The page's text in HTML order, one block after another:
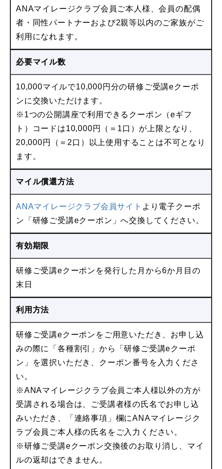
ANAマイレージクラブ会員ご本人様、会員の配偶
者・同性パートナーおよび2親等以内のご家族がご
利用になれます。
必要マイル数
10,000マイルで10,000円分の研修ご受講eクーポ
ンに交換いただけます。
※1つの公開講座で利用できるクーポン（eギフ
ト）コードは10,000円（＝1口）が上限となり、
20,000円（＝2口）以上使用することは不可となり
ます。
マイル償還方法
ANAマイレージクラブ会員サイト より電子クーポ
ン「研修ご受講eクーポン」へ交換してください。
有効期限
研修ご受講eクーポンを発行した月から6か月目の
末日
利用方法
研修ご受講eクーポンをご用意いただき、お申し込
みの際に「各種割引」から「研修ご受講eクーポ
ン」を選択いただき、クーポン番号を入力くださ
い。
※ANAマイレージクラブ会員ご本人様以外の方が
受講される場合は、ご受講者様の氏名でお申し込
みいただき、「連絡事項」欄にANAマイレージク
ラブ会員ご本人様の氏名をご入力ください。
※研修ご受講eクーポン交換後のお取り消し、マイ
ルの返却はできません。